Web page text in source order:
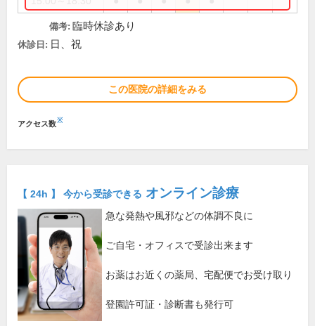
備考: 臨時休診あり
休診日: 日、祝
この医院の詳細をみる
アクセス数※
【 24h 】 今から受診できる オンライン診療
急な発熱や風邪などの体調不良に
ご自宅・オフィスで受診出来ます
お薬はお近くの薬局、宅配便でお受け取り
登園許可証・診断書も発行可